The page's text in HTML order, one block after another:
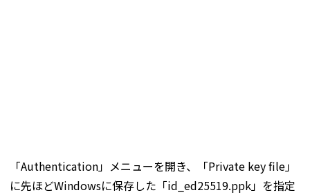
「Authentication」メニューを開き、「Private key file」
に先ほどWindowsに保存した「id_ed25519.ppk」を指定